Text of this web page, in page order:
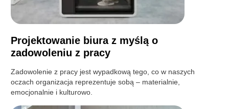
Projektowanie biura z myślą o
zadowoleniu z pracy
Zadowolenie z pracy jest wypadkową tego, co w naszych
oczach organizacja reprezentuje sobą – materialnie,
emocjonalnie i kulturowo.